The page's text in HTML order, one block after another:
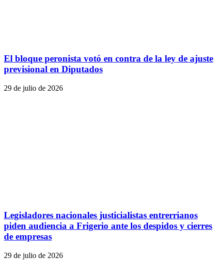
El bloque peronista votó en contra de la ley de ajuste
previsional en Diputados
29 de julio de 2026
Legisladores nacionales justicialistas entrerrianos
piden audiencia a Frigerio ante los despidos y cierres
de empresas
29 de julio de 2026